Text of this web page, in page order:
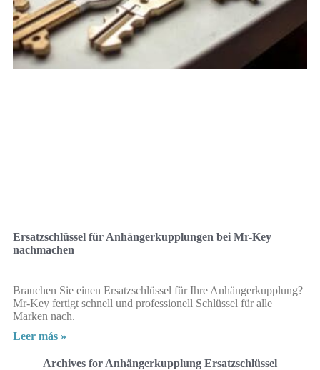
Ersatzschlüssel für Anhängerkupplungen bei Mr-Key
nachmachen
Brauchen Sie einen Ersatzschlüssel für Ihre Anhängerkupplung?
Mr-Key fertigt schnell und professionell Schlüssel für alle
Marken nach.
Leer más »
Archives for Anhängerkupplung Ersatzschlüssel